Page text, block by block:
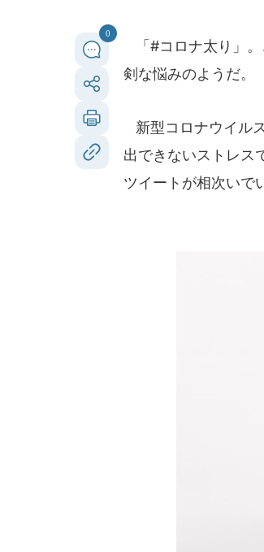
0
「#コロナ太り」。
剣な悩みのようだ。
新型コロナウイル
出できないストレス
ツイートが相次いで